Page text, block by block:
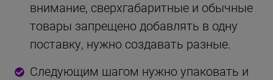
внимание, сверхгабаритные и обычные
товары запрещено добавлять в одну
поставку, нужно создавать разные.
Следующим шагом нужно упаковать и